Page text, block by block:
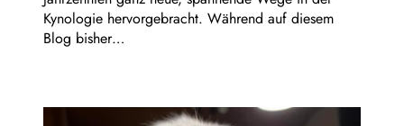
Kynologie hervorgebracht. Während auf diesem
Blog bisher…